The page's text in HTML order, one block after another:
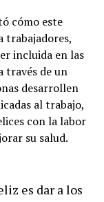
cómo este
trabajadores,
incluida en las
través de un
desarrollen
al trabajo,
con la labor
su salud.
es dar a los